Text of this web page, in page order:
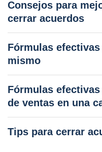
Consejos para
cerrar acuerdos
Fórmulas
mismo
Fórmulas
de ventas en una
Tips para cerrar